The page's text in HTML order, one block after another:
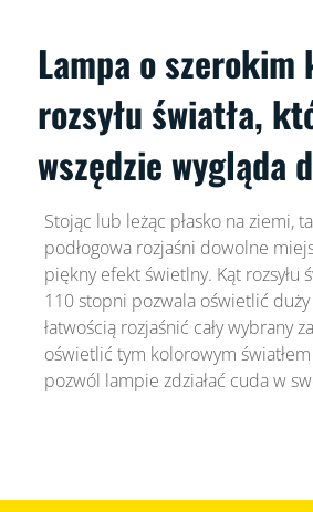
Lampa o szerokim
rozsyłu światła,
wszędzie wygląda
Stojąc lub leżąc płasko na ziemi,
podłogowa rozjaśni dowolne
piękny efekt świetlny. Kąt rozsyłu
110 stopni pozwala oświetlić duży
łatwością rozjaśnić cały wybrany
oświetlić tym kolorowym
pozwól lampie zdziałać cuda w